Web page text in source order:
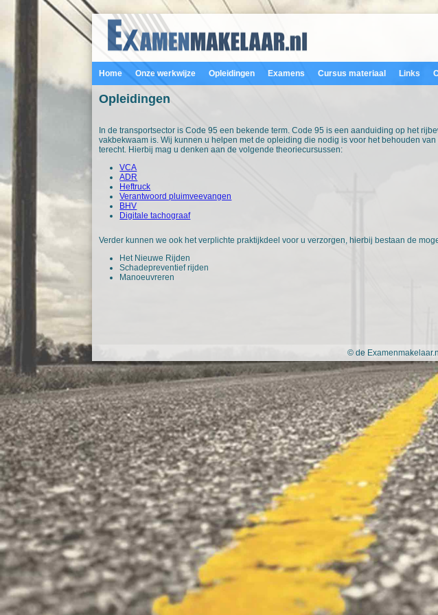
Home Onze werkwijze Opleidingen Examens Cursus materiaal Links
Opleidingen
In de transportsector is Code 95 een bekende term. Code 95 is een aanduiding op het
vakbekwaam is. Wij kunnen u helpen met de opleiding die nodig is voor het behouden
terecht. Hierbij mag u denken aan de volgende theoriecursussen:
VCA
ADR
Heftruck
Verantwoord pluimveevangen
BHV
Digitale tachograaf
Verder kunnen we ook het verplichte praktijkdeel voor u verzorgen, hierbij bestaan de
Het Nieuwe Rijden
Schadepreventief rijden
Manoeuvreren
©de Examenmakelaar.nl